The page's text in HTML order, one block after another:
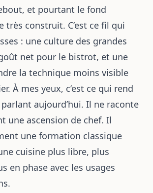
et pourtant le fond
très construit. C’est ce fil qui
: une culture des grandes
net pour le bistrot, et une
la technique moins visible
À mes yeux, c’est ce qui rend
aujourd’hui. Il ne raconte
une ascension de chef. Il
une formation classique
cuisine plus libre, plus
en phase avec les usages